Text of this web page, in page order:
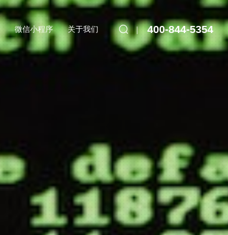
微信小程序 关于我们 400-844-5354